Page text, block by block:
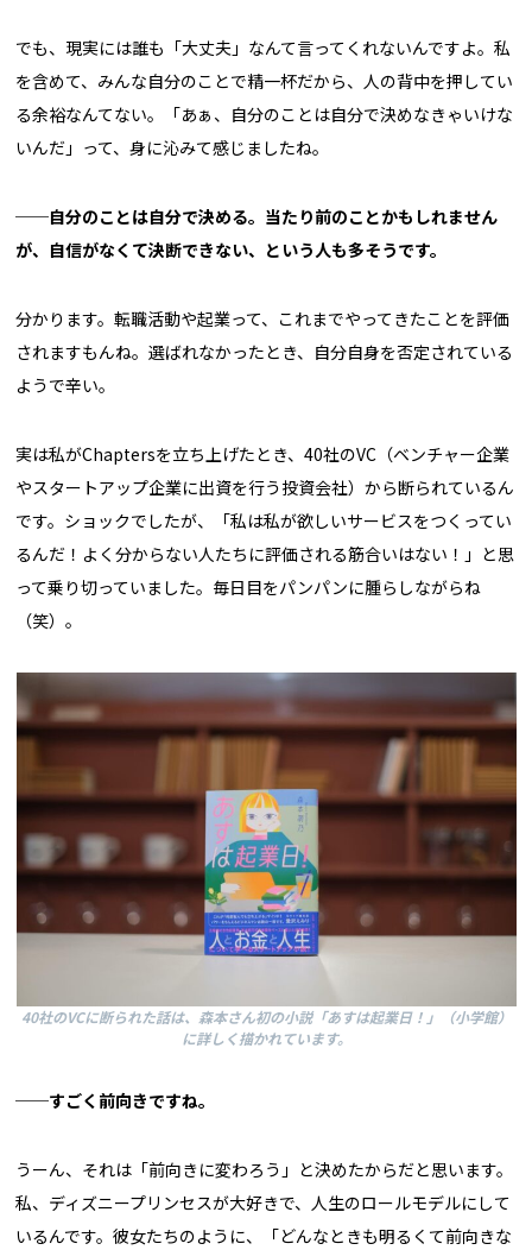
でも、現実には誰も「大丈夫」なんて言ってくれないんですよ。私
を含めて、みんな自分のことで精一杯だから、人の背中を押してい
る余裕なんてない。「あぁ、自分のことは自分で決めなきゃいけな
いんだ」って、身に沁みて感じましたね。
──自分のことは自分で決める。当たり前のことかもしれません
が、自信がなくて決断できない、という人も多そうです。
分かります。転職活動や起業って、これまでやってきたことを評価
されますもんね。選ばれなかったとき、自分自身を否定されている
ようで辛い。
実は私がChaptersを立ち上げたとき、40社のVC（ベンチャー企業
やスタートアップ企業に出資を行う投資会社）から断られているん
です。ショックでしたが、「私は私が欲しいサービスをつくってい
るんだ！よく分からない人たちに評価される筋合いはない！」と思
って乗り切っていました。毎日目をパンパンに腫らしながらね
（笑）。
40社のVCに断られた話は、森本さん初の小説「あすは起業日！」（小学館）
に詳しく描かれています。
──すごく前向きですね。
うーん、それは「前向きに変わろう」と決めたからだと思います。
私、ディズニープリンセスが大好きで、人生のロールモデルにして
いるんです。彼女たちのように、「どんなときも明るくて前向きな